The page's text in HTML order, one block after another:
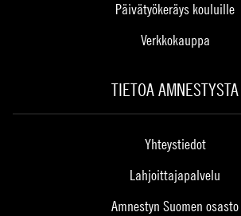
Päivätyökeräys kouluille
Verkkokauppa
TIETOA AMNESTYSTA
Yhteystiedot
Lahjoittajapalvelu
Amnestyn Suomen osasto